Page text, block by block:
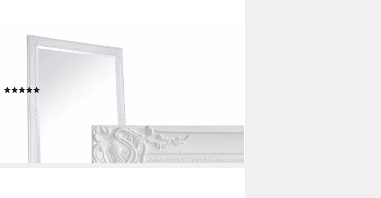
DASMÖBELWERK
Wandspiegel Wandspiegel Barock Weiß 200 x 100 cm XXL
lieferbar - in 6-8 Werktagen bei dir